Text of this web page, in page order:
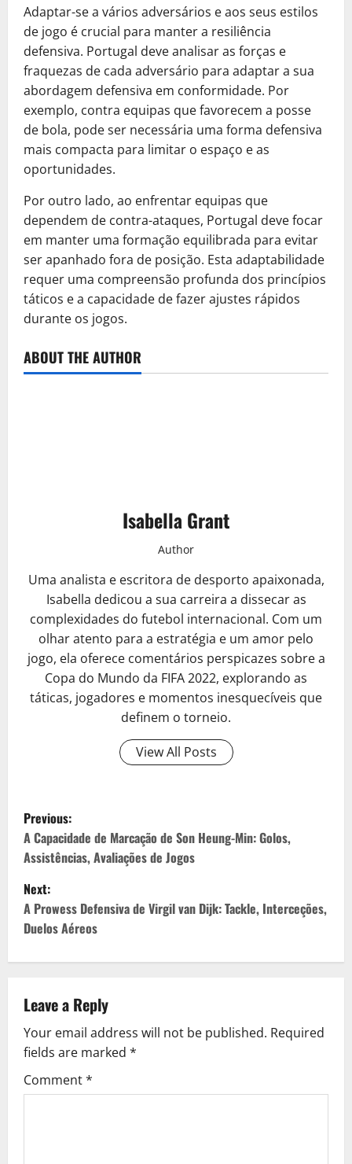
Adaptar-se a vários adversários e aos seus estilos
de jogo é crucial para manter a resiliência
defensiva. Portugal deve analisar as forças e
fraquezas de cada adversário para adaptar a sua
abordagem defensiva em conformidade. Por
exemplo, contra equipas que favorecem a posse
de bola, pode ser necessária uma forma defensiva
mais compacta para limitar o espaço e as
oportunidades.
Por outro lado, ao enfrentar equipas que
dependem de contra-ataques, Portugal deve focar
em manter uma formação equilibrada para evitar
ser apanhado fora de posição. Esta adaptabilidade
requer uma compreensão profunda dos princípios
táticos e a capacidade de fazer ajustes rápidos
durante os jogos.
ABOUT THE AUTHOR
Isabella Grant
Author
Uma analista e escritora de desporto apaixonada,
Isabella dedicou a sua carreira a dissecar as
complexidades do futebol internacional. Com um
olhar atento para a estratégia e um amor pelo
jogo, ela oferece comentários perspicazes sobre a
Copa do Mundo da FIFA 2022, explorando as
táticas, jogadores e momentos inesquecíveis que
definem o torneio.
View All Posts
P
o
s
t
n
v
i
g
Previous:
A Capacidade de Marcação de Son Heung-Min: Golos,
Assistências, Avaliações de Jogos
Next:
A Prowess Defensiva de Virgil van Dijk: Tackle, Interceções,
Duelos Aéreos
Leave a Reply
Your email address will not be published. Required
fields are marked *
Comment*